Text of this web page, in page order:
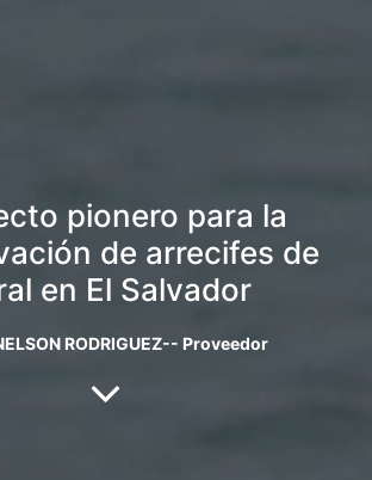
pionero para la
de arrecifes de
en El Salvador
RODRIGUEZ-- Proveedor